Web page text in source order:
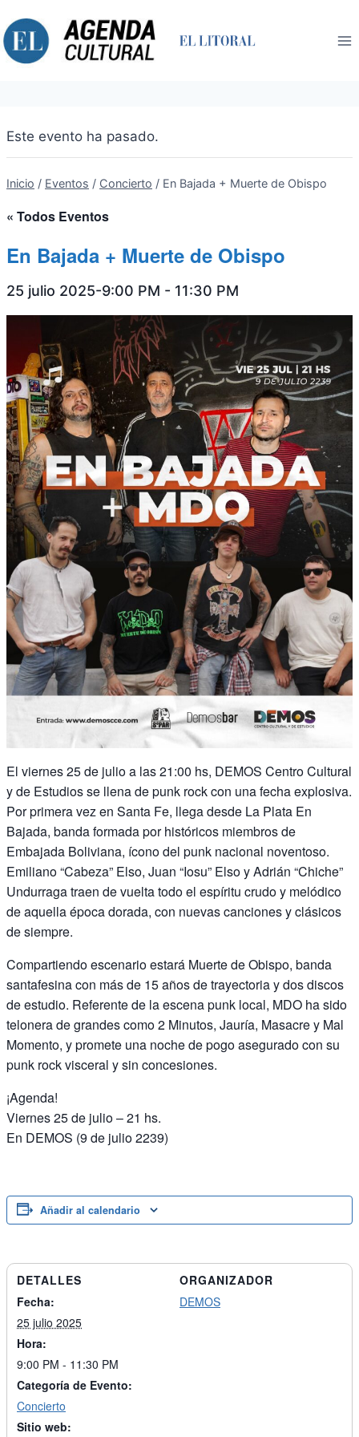
al
contenido
Este evento ha pasado.
Inicio / Eventos / Concierto / En Bajada + Muerte de Obispo
« Todos Eventos
En Bajada + Muerte de Obispo
25 julio 2025-9:00 PM - 11:30 PM
El viernes 25 de julio a las 21:00 hs, DEMOS Centro Cultural
y de Estudios se llena de punk rock con una fecha explosiva.
Por primera vez en Santa Fe, llega desde La Plata En
Bajada, banda formada por históricos miembros de
Embajada Boliviana, ícono del punk nacional noventoso.
Emiliano “Cabeza” Elso, Juan “Iosu” Elso y Adrián “Chiche”
Undurraga traen de vuelta todo el espíritu crudo y melódico
de aquella época dorada, con nuevas canciones y clásicos
de siempre.
Compartiendo escenario estará Muerte de Obispo, banda
santafesina con más de 15 años de trayectoria y dos discos
de estudio. Referente de la escena punk local, MDO ha sido
telonera de grandes como 2 Minutos, Jauría, Masacre y Mal
Momento, y promete una noche de pogo asegurado con su
punk rock visceral y sin concesiones.
¡Agenda!
Viernes 25 de julio – 21 hs.
En DEMOS (9 de julio 2239)
Añadir al calendario
DETALLES
Fecha:
25 julio 2025
Hora:
9:00 PM - 11:30 PM
Categoría de Evento:
Concierto
Sitio web:
ORGANIZADOR
DEMOS